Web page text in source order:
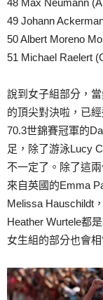
48 Max Neumann
49 Johann
50 Albert Moreno
51 Michael Raelert
說到女子組部分，
的頂尖對決啦，已
70.3世錦賽冠軍的
足，除了游泳Lucy
不一定了。除了這
來自英國的Emma
Melissa Hauschildt
Heather Wurtele都
女生組的部分也會